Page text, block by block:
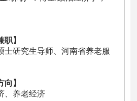
职】
士研究生导师、河南省养老服
向】
、养老经济